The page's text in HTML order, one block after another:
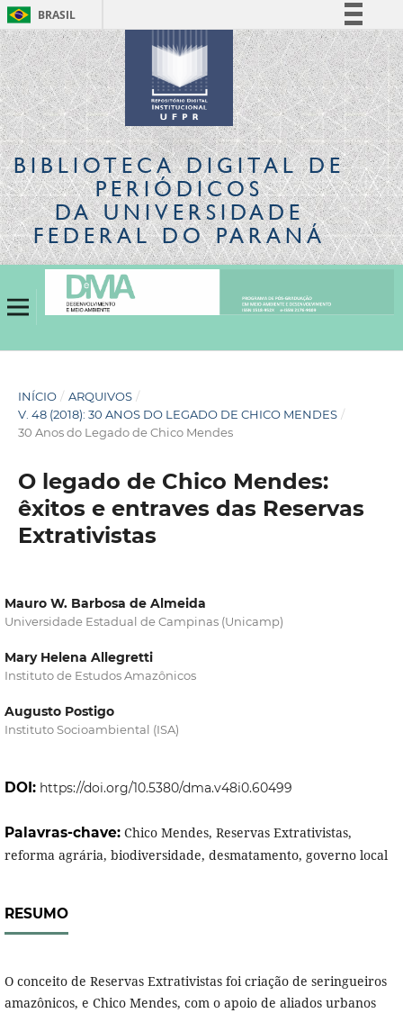
BRASIL
Simplifique!
Comunica BR
Participe
Acesso à informação
Legislação
Canais
BIBLIOTECA DIGITALDE
PERIÓDICOS
DA UNIVERSIDADE
FEDERAL DO PARANÁ
INÍCIO / ARQUIVOS /
V. 48 (2018): 30 ANOS DO LEGADO DE CHICO MENDES /
30 Anos do Legado de Chico Mendes
O legado de Chico Mendes:
êxitos e entraves das Reservas
Extrativistas
Mauro W. Barbosa de Almeida
Universidade Estadual de Campinas (Unicamp)
Mary Helena Allegretti
Instituto de Estudos Amazônicos
Augusto Postigo
Instituto Socioambiental (ISA)
DOI: https://doi.org/10.5380/dma.v48i0.60499
Palavras-chave: Chico Mendes, Reservas Extrativistas,
reforma agrária, biodiversidade, desmatamento, governo local
RESUMO
O conceito de Reservas Extrativistas foi criação de seringueiros
amazônicos, e Chico Mendes, com o apoio de aliados urbanos